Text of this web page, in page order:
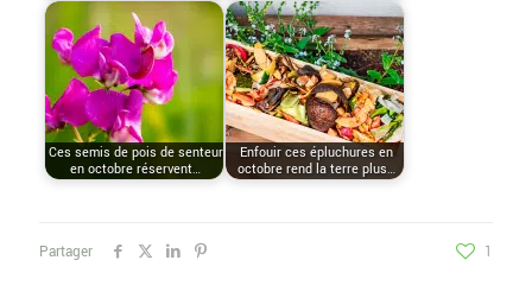
Ces semis de pois de senteur
en octobre réservent…
Enfouir ces épluchures en
octobre rend la terre plus…
Partager 1